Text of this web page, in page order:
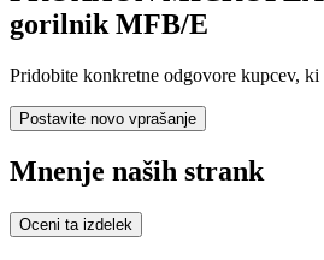
gorilnik MFB/E
Pridobite konkretne odgovore kupcev,
Postavite novo vprašanje
Mnenje naših strank
Oceni ta izdelek